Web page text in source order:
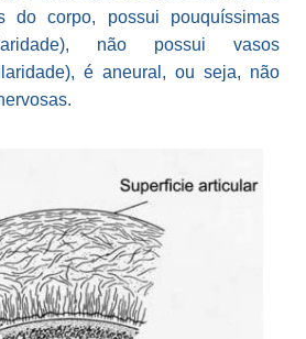
do corpo, possui pouquíssimas
não possui vasos
é aneural, ou seja, não